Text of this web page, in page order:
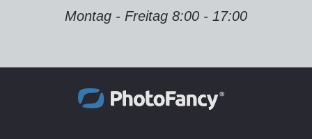
Montag - Freitag 8:00 - 17:00